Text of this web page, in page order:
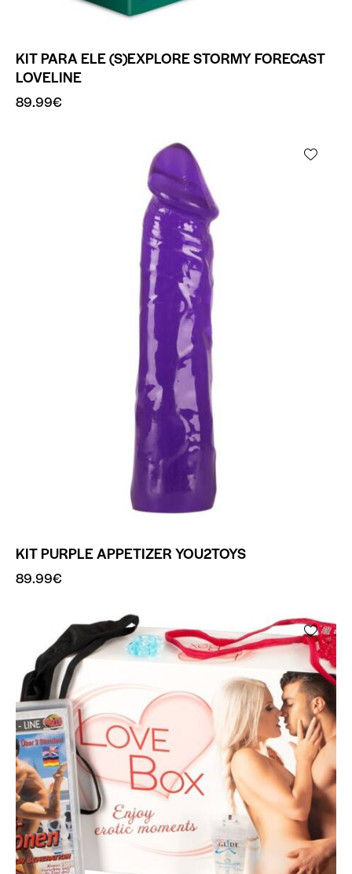
KIT PARA ELE (S)EXPLORE STORMY FORECAST
LOVELINE
89.99€
KIT PURPLE APPETIZER YOU2TOYS
89.99€